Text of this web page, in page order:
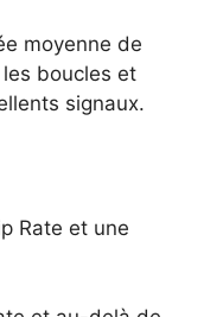
moyenne de
boucles et
signaux.
Rate et une